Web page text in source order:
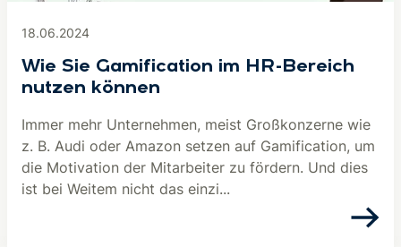
18.06.2024
Wie Sie Gamification im HR-Bereich
nutzen können
Immer mehr Unternehmen, meist Großkonzerne wie
z. B. Audi oder Amazon setzen auf Gamification, um
die Motivation der Mitarbeiter zu fördern. Und dies
ist bei Weitem nicht das einzi...